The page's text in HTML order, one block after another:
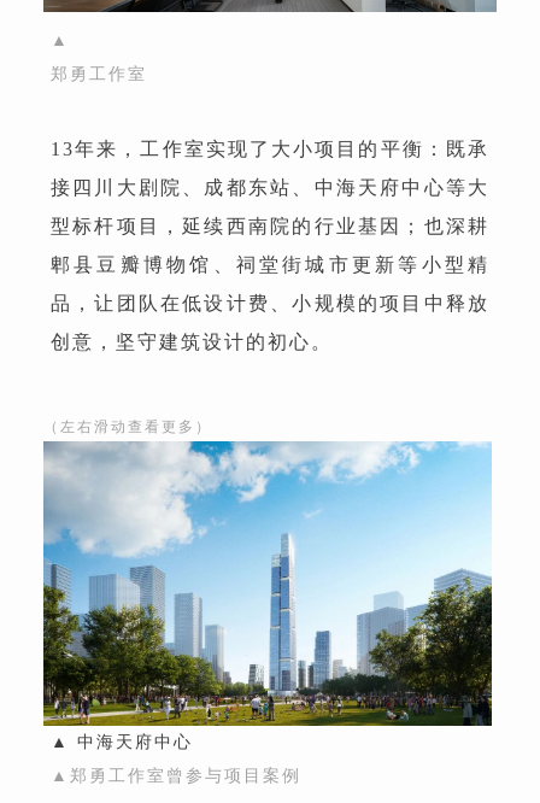
▲
郑勇工作室
13年来，工作室实现了大小项目的平衡：既承
接四川大剧院、成都东站、中海天府中心等大
型标杆项目，延续西南院的行业基因；也深耕
郫县豆瓣博物馆、祠堂街城市更新等小型精
品，让团队在低设计费、小规模的项目中释放
创意，坚守建筑设计的初心。
（左右滑动查看更多）
▲ 中海天府中心
▲郑勇工作室曾参与项目案例